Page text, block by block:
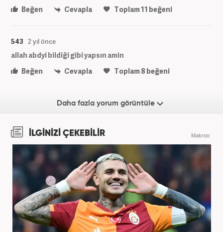
Beğen
Cevapla Toplam11 beğeni
543 2 yıl önce
allah abdyi bildiği gibi yapsın amin
Beğen
Cevapla Toplam8beğeni
Daha fazla yorum görüntüle
İLGİNİZİ ÇEKEBİLİR Makroo